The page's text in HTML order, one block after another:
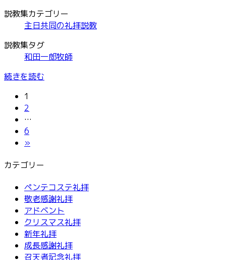
説教集カテゴリー
主日共同の礼拝説教
説教集タグ
和田一郎牧師
続きを読む
投
稿
の
ー
ジ
送
り
固
定
ペ
ー
ジ
1
固
定
ペ
ー
2
…
固
定
ー
6
»
カテゴリー
ペンテコステ礼拝
敬老感謝礼拝
アドベント
クリスマス礼拝
新年礼拝
成長感謝礼拝
召天者記念礼拝